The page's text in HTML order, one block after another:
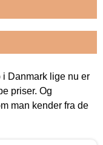
Danmark lige nu er
priser. Og
man kender fra de